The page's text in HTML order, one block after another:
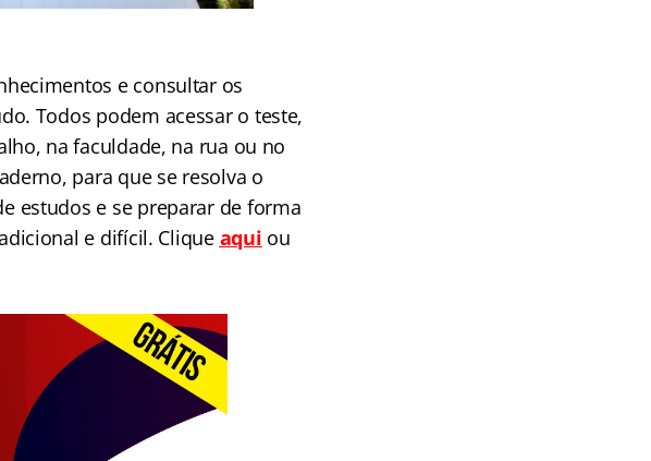
e consultar os
Todos podem acessar o teste,
na faculdade, na rua ou no
para que se resolva o
estudos e se preparar de forma
e difícil. Clique aqui ou